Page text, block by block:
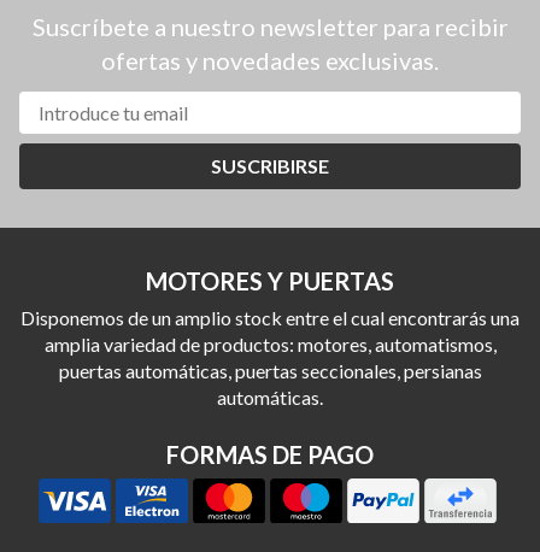
Suscríbete a nuestro newsletter para recibir
ofertas y novedades exclusivas.
SUSCRIBIRSE
MOTORES Y PUERTAS
Disponemos de un amplio stock entre el cual encontrarás una
amplia variedad de productos: motores, automatismos,
puertas automáticas, puertas seccionales, persianas
automáticas.
FORMAS DE PAGO